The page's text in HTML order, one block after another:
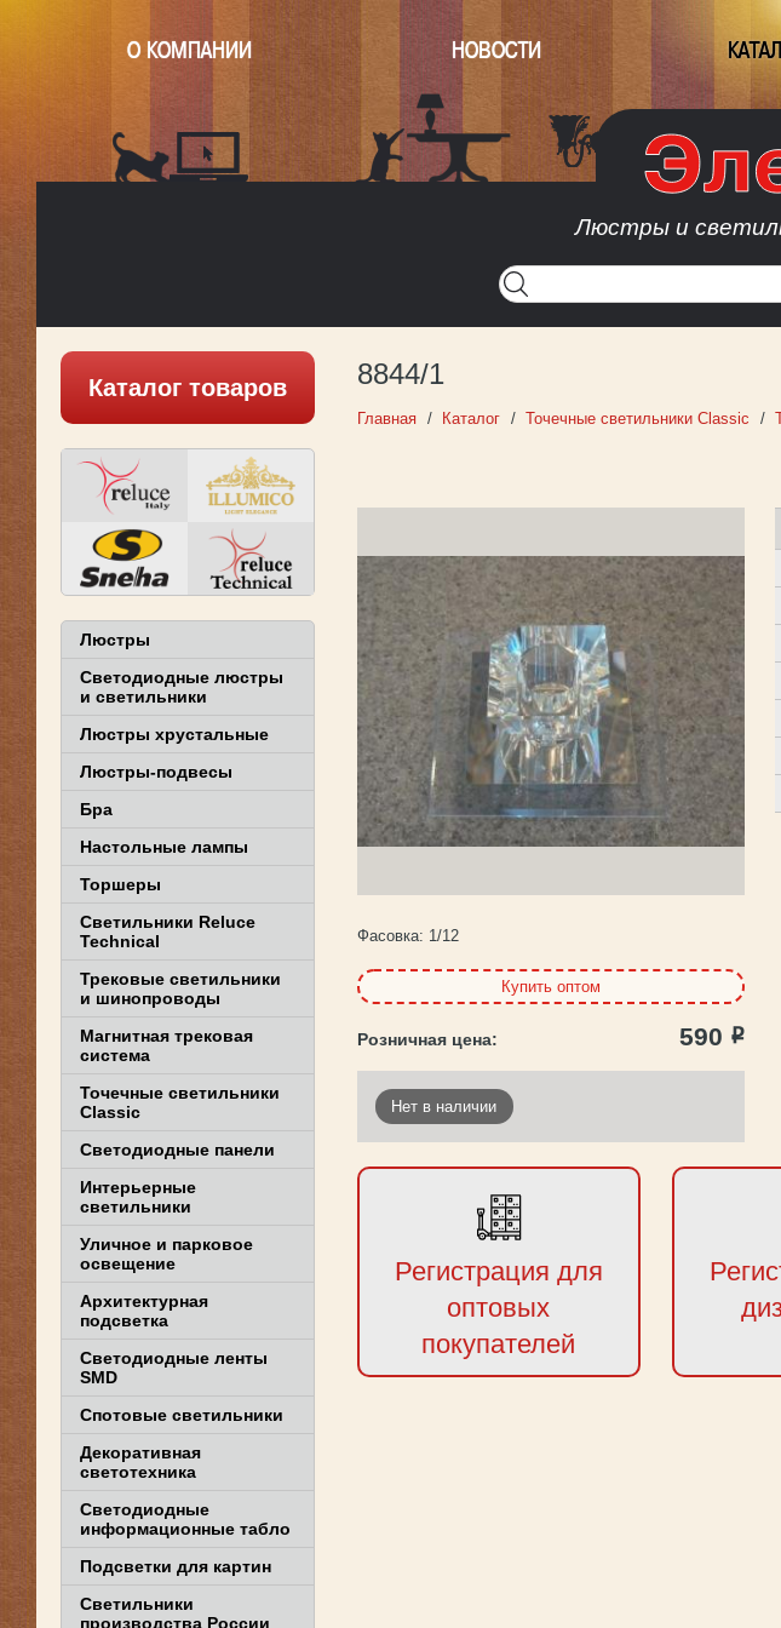
О КОМПАНИИ НОВОСТИ
Люстры и
Написать нам
Карта
8844/1
Главная Каталог Точечные светильники Classic
Фасовка: 1/12
Купить оптом
590 Р
Нет в наличии
Регистрация для
оптовых
покупателей
Каталог товаров
Люстры
Светодиодные люстры
и светильники
Люстры хрустальные
Люстры-подвесы
Бра
Настольные лампы
Торшеры
Светильники Reluce
Technical
Трековые светильники
и шинопроводы
Магнитная трековая
система
Точечные светильники
Classic
Светодиодные панели
Интерьерные
светильники
Уличное и парковое
освещение
Архитектурная
подсветка
Светодиодные ленты
SMD
Спотовые светильники
Декоративная
светотехника
Светодиодные
информационные табло
Подсветки для картин
Светильники
производства России